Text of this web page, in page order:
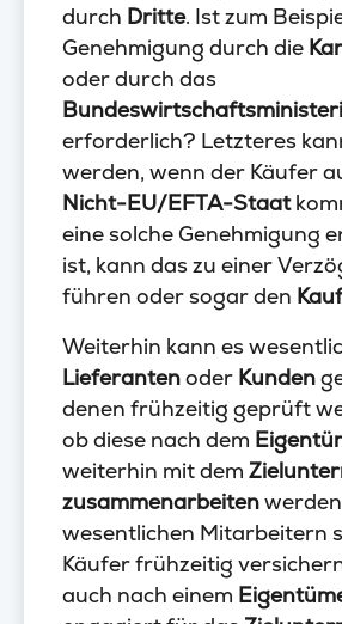
durch Dritte. Ist zum
Genehmigung durch die
oder durch das
erforderlich? Letzteres
werden, wenn der Käufer
Nicht-EU/EFTA-Staat
eine solche Genehmigung
ist, kann das zu einer
führen oder sogar den
Weiterhin kann es
Lieferantenoder Kunden
denen frühzeitig geprüft
ob diese nach dem
weiterhin mit dem
zusammenarbeiten
wesentlichen Mitarbeitern
Käufer frühzeitig
auch nach einem